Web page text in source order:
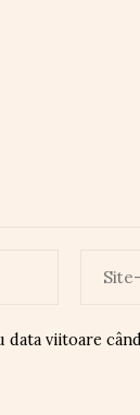
viitoare